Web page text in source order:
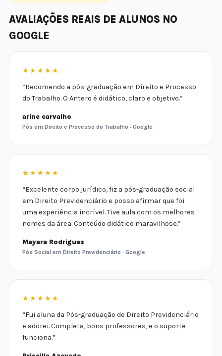
AVALIAÇÕES REAIS DE ALUNOS NO
GOOGLE
★★★★★
“Recomendo a pós-graduação em Direito e Processo
do Trabalho. O Antero é didático, claro e objetivo.”
arine carvalho
Pós em Direito e Processo do Trabalho · Google
★★★★★
“Excelente corpo jurídico, fiz a pós-graduação social
em Direito Previdenciário e posso afirmar que foi
uma experiência incrível. Tive aula com os melhores
nomes da área. Conteúdo didático maravilhoso.”
Mayara Rodrigues
Pós Social em Direito Previdenciário · Google
★★★★★
“Fui aluna da Pós-graduação de Direito Previdenciário
e adorei. Completa, bons professores, e o suporte
funciona.”